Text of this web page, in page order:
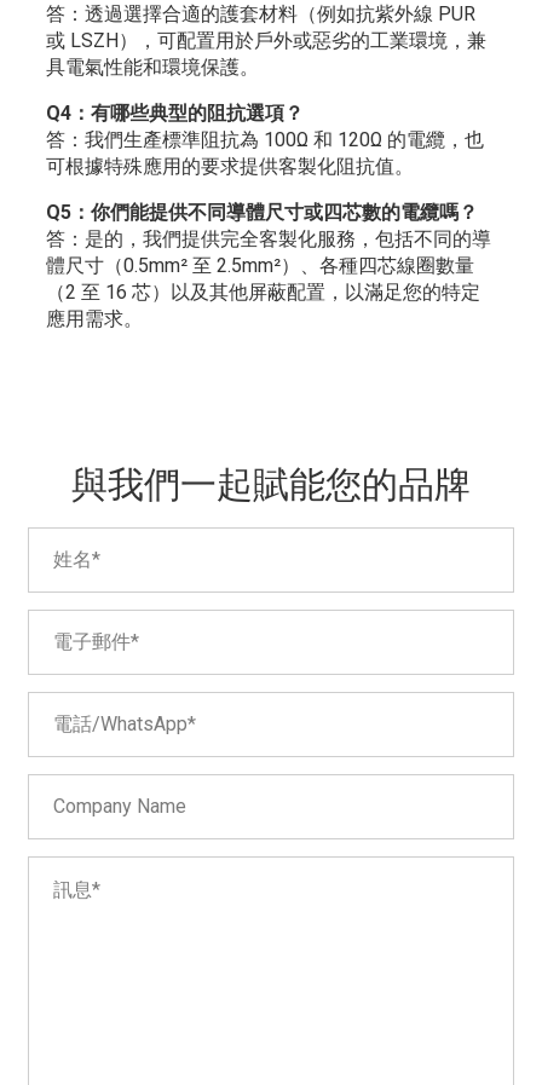
答：透過選擇合適的護套材料（例如抗紫外線 PUR
或 LSZH），可配置用於戶外或惡劣的工業環境，兼
具電氣性能和環境保護。
Q4：有哪些典型的阻抗選項？
答：我們生產標準阻抗為 100Ω 和 120Ω 的電纜，也
可根據特殊應用的要求提供客製化阻抗值。
Q5：你們能提供不同導體尺寸或四芯數的電纜嗎？
答：是的，我們提供完全客製化服務，包括不同的導
體尺寸（0.5mm² 至 2.5mm²）、各種四芯線圈數量
（2 至 16 芯）以及其他屏蔽配置，以滿足您的特定
應用需求。
與我們一起賦能您的品牌